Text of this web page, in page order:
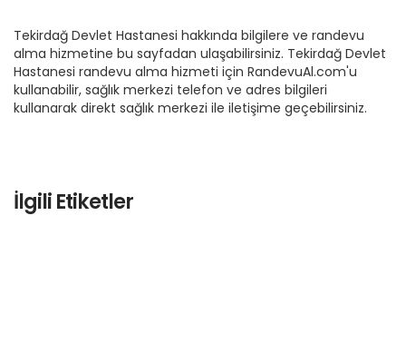
Tekirdağ Devlet Hastanesi hakkında bilgilere ve randevu
alma hizmetine bu sayfadan ulaşabilirsiniz. Tekirdağ Devlet
Hastanesi randevu alma hizmeti için RandevuAl.com'u
kullanabilir, sağlık merkezi telefon ve adres bilgileri
kullanarak direkt sağlık merkezi ile iletişime geçebilirsiniz.
İlgili Etiketler